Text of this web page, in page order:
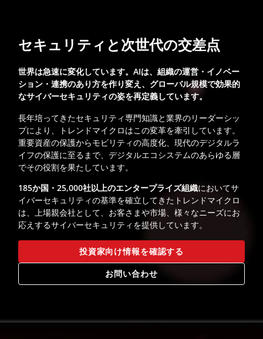
セキュリティと次世代の交差点
世界は急速に変化しています。AIは、組織の運営・イノベー
ション・連携のあり方を作り変え、グローバル規模で効果的
なサイバーセキュリティの姿を再定義しています。
長年培ってきたセキュリティ専門知識と業界のリーダーシッ
プにより、トレンドマイクロはこの変革を牽引しています。
重要資産の保護からモビリティの高度化、現代のデジタルラ
イフの保護に至るまで、デジタルエコシステムのあらゆる層
でその役割を果たしています。
185か国・25,000社以上のエンタープライズ組織においてサ
イバーセキュリティの基準を確立してきたトレンドマイクロ
は、上場親会社として、お客さまや市場、様々なニーズにお
応えするサイバーセキュリティを提供しています。
投資家向け情報を確認する
お問い合わせ